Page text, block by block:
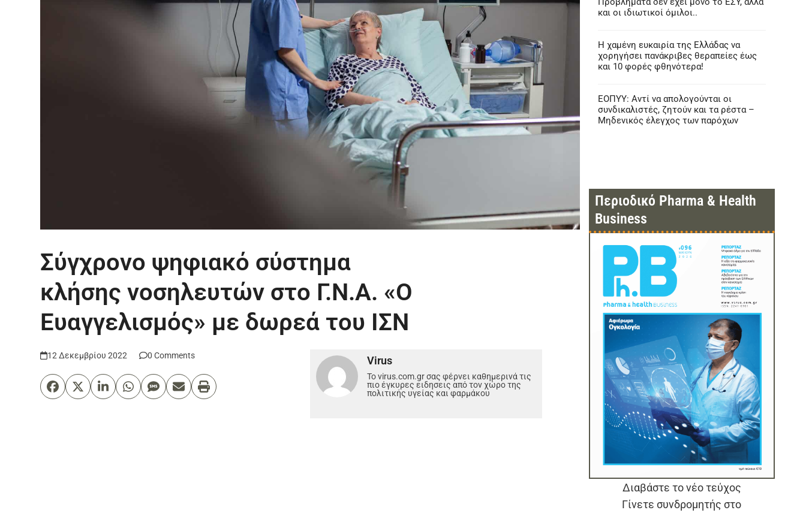
Σύγχρονο ψηφιακό σύστημα
κλήσης νοσηλευτών στο Γ.Ν.Α. «Ο
Ευαγγελισμός» με δωρεά του ΙΣΝ
12 Δεκεμβρίου 2022 0 Comments Virus
Το virus.com.gr σας φέρνει καθημερινά τις
πιο έγκυρες ειδησεις από τον χώρο της
πολιτικής υγείας και φαρμάκου
και οι ιδιωτικοί όμιλοι..
Η χαμένη ευκαιρία της Ελλάδας να
χορηγήσει πανάκριβες θεραπείες έως
και 10 φορές φθηνότερα!
ΕΟΠΥΥ: Αντί να απολογούνται οι
συνδικαλιστές, ζητούν και τα ρέστα –
Μηδενικός έλεγχος των παρόχων
Περιοδικό Pharma & Health
Business
Διαβάστε το νέο τεύχος
Γίνετε συνδρομητής στο